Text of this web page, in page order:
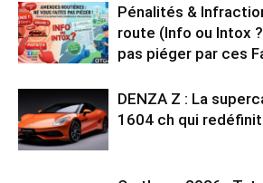
Pénalités &
route (Info ou Intox
pas piéger par ces
DENZA Z : La
1604 ch qui redéfinit